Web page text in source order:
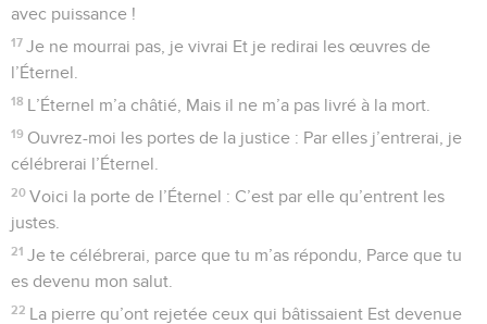
avec puissance !
17 Je ne mourrai pas, je vivrai Et je redirai les œuvres de
l’Éternel.
18 L’Éternel m’a châtié, Mais il ne m’a pas livré à la mort.
19 Ouvrez-moi les portes de la justice : Par elles j’entrerai, je
célébrerai l’Éternel.
20 Voici la porte de l’Éternel : C’est par elle qu’entrent les
justes.
21 Je te célébrerai, parce que tu m’as répondu, Parce que tu
es devenu mon salut.
22 La pierre qu’ont rejetée ceux qui bâtissaient Est devenue